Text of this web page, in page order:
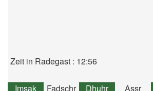
Zeit in Radegast : 12:56
Imsak Fadschr Dhuhr Assr